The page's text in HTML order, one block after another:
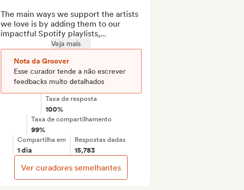
The main ways we support the artists
we love is by adding them to our
impactful Spotify playlists,...
Veja mais
Nota da Groover
Esse curador tende a não escrever
feedbacks muito detalhados
Taxa de resposta
100%
Taxa de compartilhamento
99%
Compartilha em
1 dia
Respostas dadas
15,783
Ver curadores semelhantes